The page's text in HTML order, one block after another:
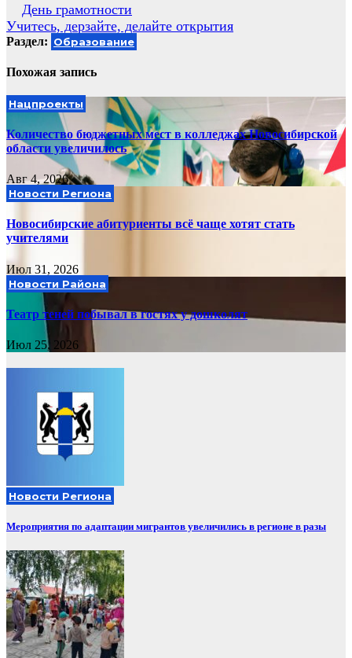
Навигация
по
записям
День грамотности
Учитесь, дерзайте, делайте открытия
Раздел: Образование
Похожая запись
Нацпроекты
Количество бюджетных мест в колледжах Новосибирской
области увеличилось
Авг 4, 2026
Новости Региона
Новосибирские абитуриенты всё чаще хотят стать
учителями
Июл 31, 2026
Новости Района
Театр теней побывал в гостях у дошколят
Июл 25, 2026
Новости Региона
Мероприятия по адаптации мигрантов увеличились в регионе в разы